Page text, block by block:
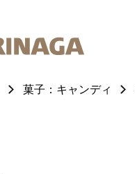
菓子：キャンディ